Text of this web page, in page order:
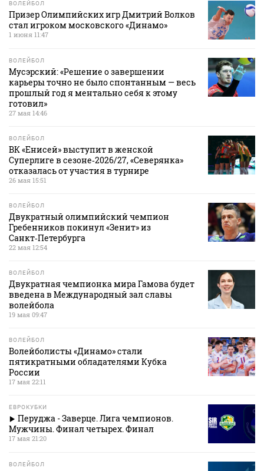
ВОЛЕЙБОЛ
Призер Олимпийских игр Дмитрий Волков
стал игроком московского «Динамо»
1 июня 11:47
ВОЛЕЙБОЛ
Мусэрский: «Решение о завершении
карьеры точно не было спонтанным — весь
прошлый год я ментально себя к этому
готовил»
27 мая 14:46
ВОЛЕЙБОЛ
ВК «Енисей» выступит в женской
Суперлиге в сезоне‑2026/27, «Северянка»
отказалась от участия в турнире
26 мая 15:51
ВОЛЕЙБОЛ
Двукратный олимпийский чемпион
Гребенников покинул «Зенит» из
Санкт‑Петербурга
22 мая 12:54
ВОЛЕЙБОЛ
Двукратная чемпионка мира Гамова будет
введена в Международный зал славы
волейбола
19 мая 09:47
ВОЛЕЙБОЛ
Волейболисты «Динамо» стали
пятикратными обладателями Кубка
России
17 мая 22:11
ЕВРОКУБКИ
Перуджа - Заверце. Лига чемпионов.
Мужчины. Финал четырех. Финал
17 мая 21:20
ВОЛЕЙБОЛ